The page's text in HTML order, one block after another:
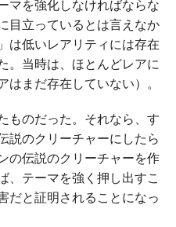
マを強化しなければならな
目立っているとは言えなか
は低いレアリティには存在
。当時は、ほとんどレアに
まだ存在していない）。
ものだった。それなら、す
説のクリーチャーにしたら
の伝説のクリーチャーを作
、テーマを強く押し出すこ
だと証明されることになっ